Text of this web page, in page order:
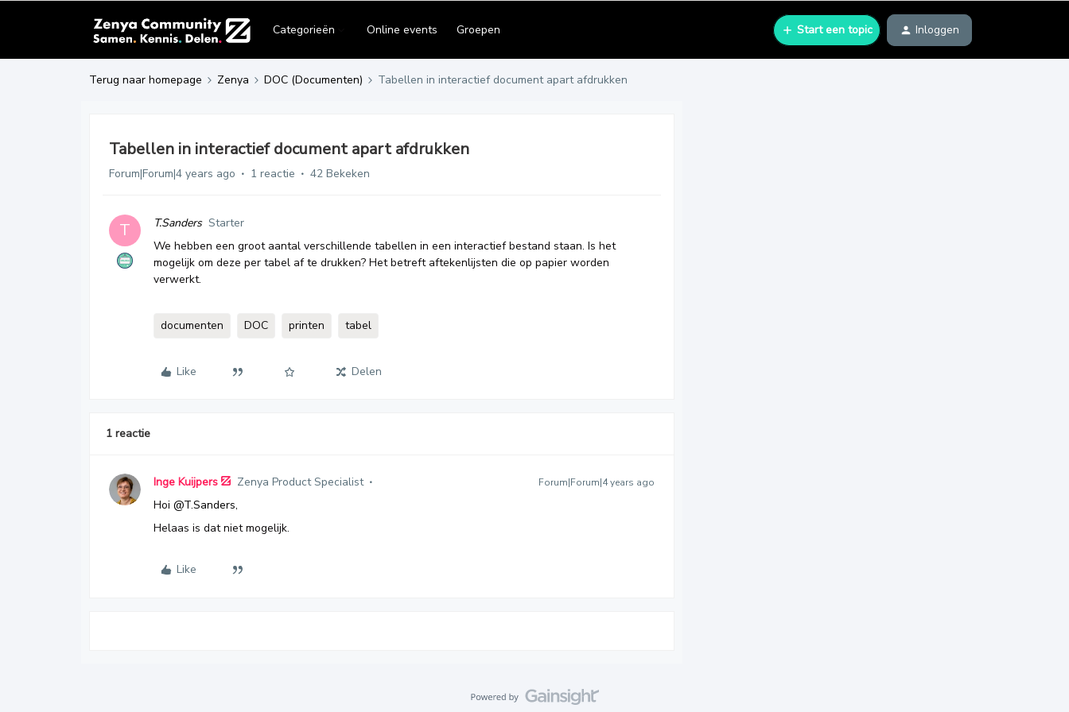
Categorieën Online events Groepen Start een topic Inloggen
Terug naar homepage Zenya DOC (Documenten) Tabellen in interactief document apart afdrukken
Tabellen in interactief document apart afdrukken
Forum|Forum|4 years ago 1 reactie 42 Bekeken
T T.Sanders Starter
We hebben een groot aantal verschillende tabellen in een interactief bestand staan. Is het
mogelijk om deze per tabel af te drukken? Het betreft aftekenlijsten die op papier worden
verwerkt.
documenten DOC printen tabel
Like Delen
1 reactie
Inge Kuijpers Zenya Product Specialist Forum|Forum|4 years ago
Hoi @T.Sanders,
Helaas is dat niet mogelijk.
Like